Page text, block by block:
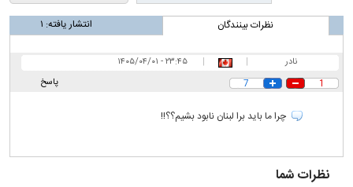
نظرات بینندگان انتشار یافته: ۱
نادر |
|
۲۳:۴۵ - ۱۴۰۵/۰۴/۰۱
پاسخ
1
7
چرا ما باید برا لبنان نابود بشیم؟؟!!
نظرات شما